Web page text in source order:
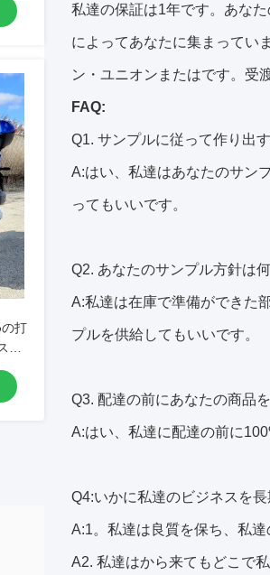
打
私達の保証は1年です。あな
によってあなたに集まってい
ン・ユニオンまたはです。受
FAQ:
Q1. サンプルに従って作り出
A:はい、私達はあなたのサン
ってもいいです。
Q2. あなたのサンプル方針は何
A:私達は在庫で準備ができた
プルを供給してもいいです。
Q3. 配達の前にあなたの商品
A:はい、私達に配達の前に
Q4:いかに私達のビジネスを
A:1。私達は良質を保ち、私
A2. 私達はから来てもどこで